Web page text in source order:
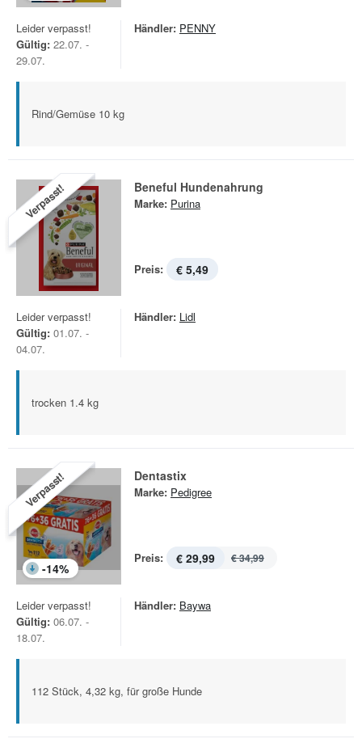
Leider verpasst!
Gültig: 22.07. -
29.07.
Händler: PENNY
Rind/Gemüse 10 kg
Verpasst! Beneful Hundenahrung
Marke: Purina
Preis: € 5,49
Leider verpasst!
Gültig: 01.07. -
04.07.
Händler: Lidl
trocken 1.4 kg
Verpasst!
-14%
Dentastix
Marke: Pedigree
Preis: € 29,99 € 34,99
Leider verpasst!
Gültig: 06.07. -
18.07.
Händler: Baywa
112 Stück, 4,32 kg, für große Hunde